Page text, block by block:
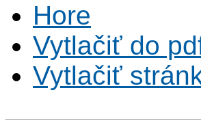
Hore
Vytlačiť do
Vytlačiť